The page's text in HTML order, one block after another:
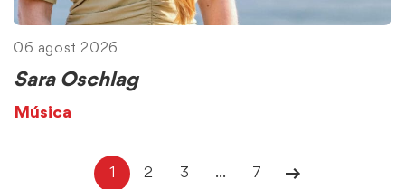
06 agost 2026
Sara Oschlag
Música
1 2 3 ... 7